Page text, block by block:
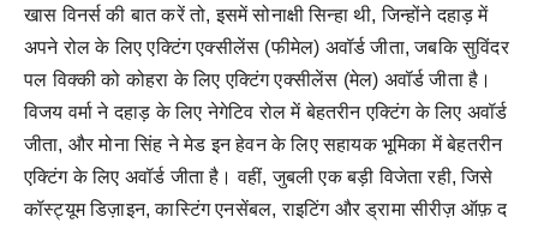
खास विनर्स की बात करें तो, इसमें सोनाक्षी सिन्हा थी, जिन्होंने दहाड़ में
अपने रोल के लिए एक्टिंग एक्सीलेंस (फीमेल) अवॉर्ड जीता, जबकि सुविंदर
पल विक्की को कोहरा के लिए एक्टिंग एक्सीलेंस (मेल) अवॉर्ड जीता है।
विजय वर्मा ने दहाड़ के लिए नेगेटिव रोल में बेहतरीन एक्टिंग के लिए अवॉर्ड
जीता, और मोना सिंह ने मेड इन हेवन के लिए सहायक भूमिका में बेहतरीन
एक्टिंग के लिए अवॉर्ड जीता है। वहीं, जुबली एक बड़ी विजेता रही, जिसे
कॉस्ट्यूम डिज़ाइन, कास्टिंग एनसेंबल, राइटिंग और ड्रामा सीरीज़ ऑफ़ द